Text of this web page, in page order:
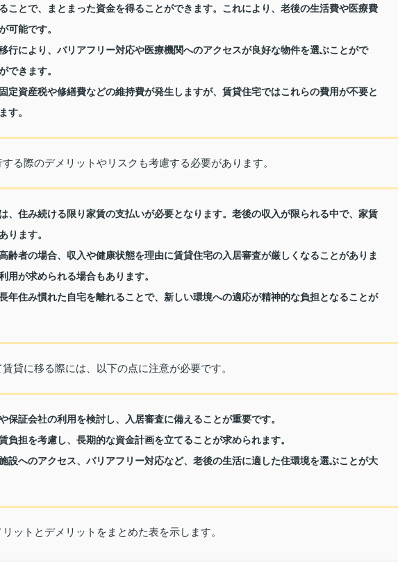
ことで、まとまった資金を得ることができます。これにより、老後の生活費や医療費
可能です。
行により、バリアフリー対応や医療機関へのアクセスが良好な物件を選ぶことがで
できます。
定資産税や修繕費などの維持費が発生しますが、賃貸住宅ではこれらの費用が不要と
す。
る際のデメリットやリスクも考慮する必要があります。
、住み続ける限り家賃の支払いが必要となります。老後の収入が限られる中で、家賃
ります。
齢者の場合、収入や健康状態を理由に賃貸住宅の入居審査が厳しくなることがありま
用が求められる場合もあります。
長年住み慣れた自宅を離れることで、新しい環境への適応が精神的な負担となることが
貸に移る際には、以下の点に注意が必要です。
保証会社の利用を検討し、入居審査に備えることが重要です。
負担を考慮し、長期的な資金計画を立てることが求められます。
設へのアクセス、バリアフリー対応など、老後の生活に適した住環境を選ぶことが大
ットとデメリットをまとめた表を示します。